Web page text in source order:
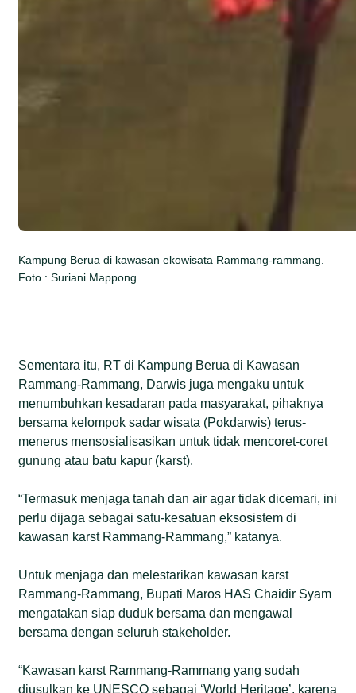
Kampung Berua di kawasan ekowisata Rammang-rammang.
Foto : Suriani Mappong
Sementara itu, RT di Kampung Berua di Kawasan
Rammang-Rammang, Darwis juga mengaku untuk
menumbuhkan kesadaran pada masyarakat, pihaknya
bersama kelompok sadar wisata (Pokdarwis) terus-
menerus mensosialisasikan untuk tidak mencoret-coret
gunung atau batu kapur (karst).
“Termasuk menjaga tanah dan air agar tidak dicemari, ini
perlu dijaga sebagai satu-kesatuan eksosistem di
kawasan karst Rammang-Rammang,” katanya.
Untuk menjaga dan melestarikan kawasan karst
Rammang-Rammang, Bupati Maros HAS Chaidir Syam
mengatakan siap duduk bersama dan mengawal
bersama dengan seluruh stakeholder.
“Kawasan karst Rammang-Rammang yang sudah
diusulkan ke UNESCO sebagai ‘World Heritage’, karena